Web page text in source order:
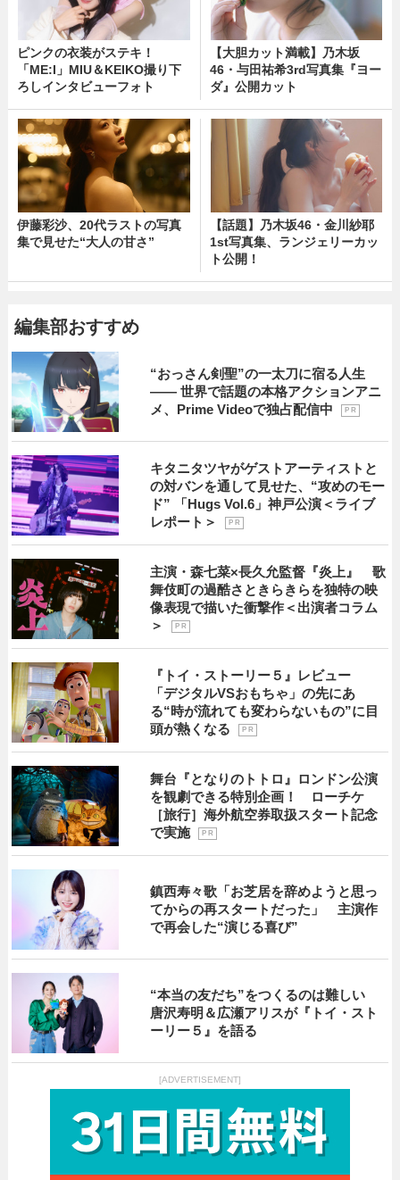
ピンクの衣装がステキ！
「ME:I」MIU＆KEIKO撮り下
ろしインタビューフォト
【大胆カット満載】乃木坂
46・与田祐希3rd写真集『ヨー
ダ』公開カット
伊藤彩沙、20代ラストの写真
集で見せた“大人の甘さ”
【話題】乃木坂46・金川紗耶
1st写真集、ランジェリーカッ
ト公開！
編集部おすすめ
“おっさん剣聖”の一太刀に宿る人生
―― 世界で話題の本格アクションアニ
メ、Prime Videoで独占配信中
P R
キタニタツヤがゲストアーティストと
の対バンを通して見せた、“攻めのモー
ド” 「Hugs Vol.6」神戸公演＜ライブ
レポート＞
P R
主演・森七菜×長久允監督『炎上』 歌
舞伎町の過酷さときらきらを独特の映
像表現で描いた衝撃作＜出演者コラム
＞
P R
『トイ・ストーリー５』レビュー
「デジタルVSおもちゃ」の先にあ
る“時が流れても変わらないもの”に目
頭が熱くなる
P R
舞台『となりのトトロ』ロンドン公演
を観劇できる特別企画！ ローチケ
［旅行］海外航空券取扱スタート記念
で実施
P R
鎮西寿々歌「お芝居を辞めようと思っ
てからの再スタートだった」 主演作
で再会した“演じる喜び”
“本当の友だち”をつくるのは難しい
唐沢寿明＆広瀬アリスが『トイ・スト
ーリー５』を語る
[ADVERTISEMENT]